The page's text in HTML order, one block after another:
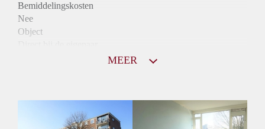
Bemiddelingskosten
Nee
Object
MEER